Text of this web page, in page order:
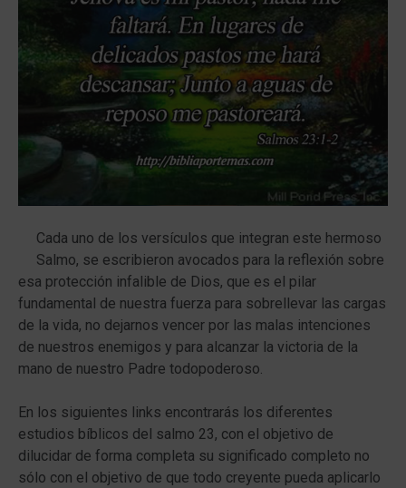
Cada uno de los versículos que integran este hermoso
Salmo, se escribieron avocados para la reflexión sobre
esa protección infalible de Dios, que es el pilar
fundamental de nuestra fuerza para sobrellevar las cargas
de la vida, no dejarnos vencer por las malas intenciones
de nuestros enemigos y para alcanzar la victoria de la
mano de nuestro Padre todopoderoso.
En los siguientes links encontrarás los diferentes
estudios bíblicos del salmo 23, con el objetivo de
dilucidar de forma completa su significado completo no
sólo con el objetivo de que todo creyente pueda aplicarlo